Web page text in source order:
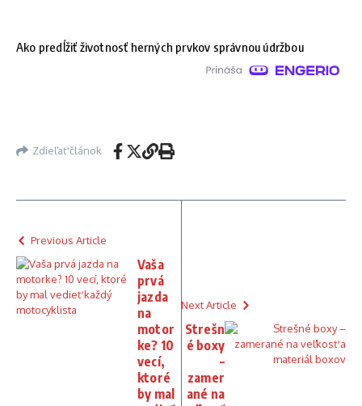
Ako predĺžiť životnosť herných prvkov správnou údržbou
Zdieľať článok
Previous Article
Vaša
prvá
jazda
na
motor
ke? 10
vecí,
ktoré
by mal
Next Article
Strešn
é boxy
–
zamer
ané na